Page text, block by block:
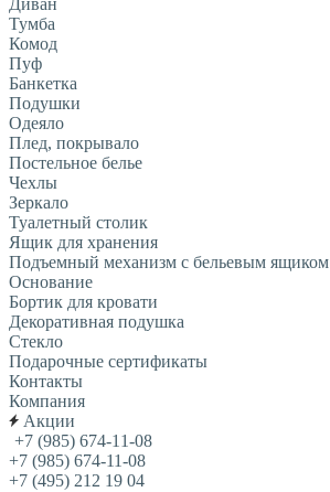
Диван
Тумба
Комод
Пуф
Банкетка
Подушки
Одеяло
Плед, покрывало
Постельное белье
Чехлы
Зеркало
Туалетный столик
Ящик для хранения
Подъемный механизм с бельевым ящиком
Основание
Бортик для кровати
Декоративная подушка
Стекло
Подарочные сертификаты
Контакты
Компания
Акции
+7 (985) 674-11-08
+7 (985) 674-11-08
+7 (495) 212 19 04